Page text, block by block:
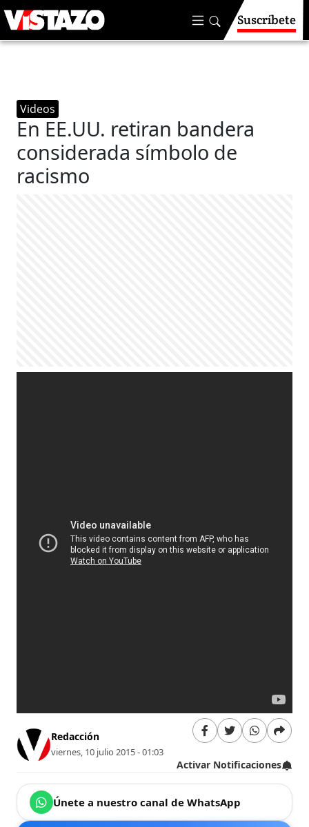
Suscríbete
Videos
En EE.UU. retiran bandera
considerada símbolo de
racismo
Redacción
viernes, 10 julio 2015 - 01:03
Activar Notificaciones
Únete a nuestro canal de WhatsApp